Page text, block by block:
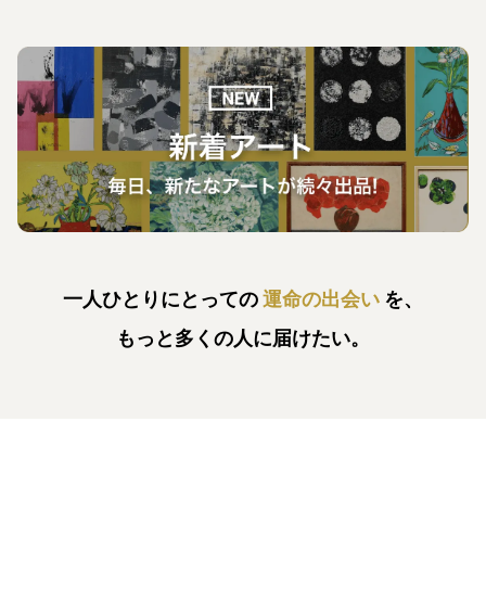
一人ひとりにとっての運命の出会い を、
もっと多くの人に届けたい。